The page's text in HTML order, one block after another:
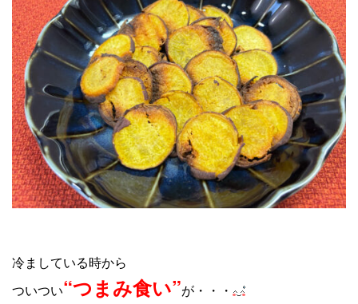
冷ましている時から
ついつい“つまみ食い”が・・・